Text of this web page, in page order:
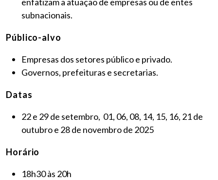
enfatizam a atuação de empresas ou de entes
subnacionais.
Público-alvo
Empresas dos setores público e privado.
Governos, prefeituras e secretarias.
Datas
22 e 29 de setembro, 01, 06, 08, 14, 15, 16, 21 de
outubro e 28 de novembro de 2025
Horário
18h30 às 20h